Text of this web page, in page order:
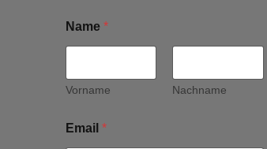
Name *
Vorname Nachname
Email *